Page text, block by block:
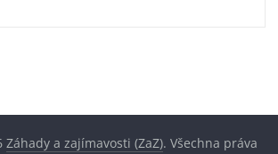
Záhady a zajímavosti (ZaZ). Všechna práva